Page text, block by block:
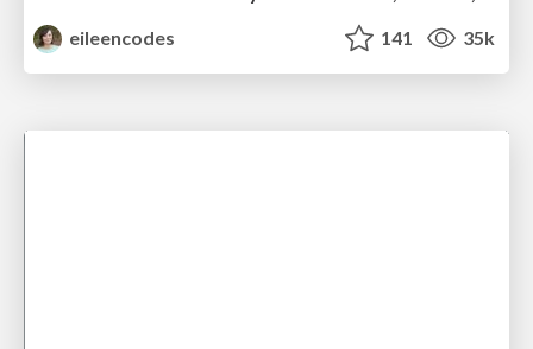
eileencodes
141 35k